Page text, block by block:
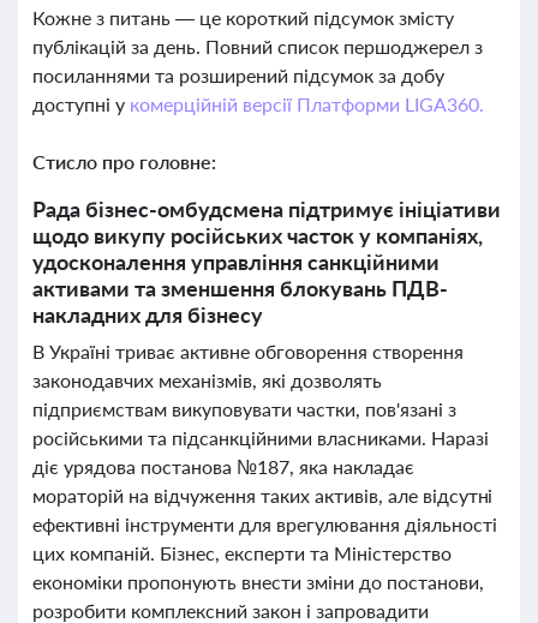
Кожне з питань — це короткий підсумок змісту
публікацій за день. Повний список першоджерел з
посиланнями та розширений підсумок за добу
доступні у комерційній версії Платформи LIGA360.
Стисло про головне:
Рада бізнес-омбудсмена підтримує ініціативи
щодо викупу російських часток у компаніях,
удосконалення управління санкційними
активами та зменшення блокувань ПДВ-
накладних для бізнесу
В Україні триває активне обговорення створення
законодавчих механізмів, які дозволять
підприємствам викуповувати частки, пов'язані з
російськими та підсанкційними власниками. Наразі
діє урядова постанова №187, яка накладає
мораторій на відчуження таких активів, але відсутні
ефективні інструменти для врегулювання діяльності
цих компаній. Бізнес, експерти та Міністерство
економіки пропонують внести зміни до постанови,
розробити комплексний закон і запровадити